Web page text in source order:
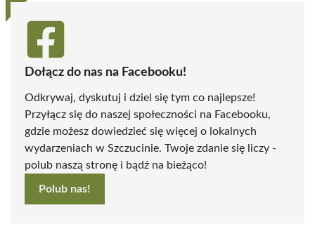
Dołącz do nas na Facebooku!
Odkrywaj, dyskutuj i dziel się tym co najlepsze!
Przyłącz się do naszej społeczności na Facebooku,
gdzie możesz dowiedzieć się więcej o lokalnych
wydarzeniach w Szczucinie. Twoje zdanie się liczy -
polub naszą stronę i bądź na bieżąco!
Polub nas!